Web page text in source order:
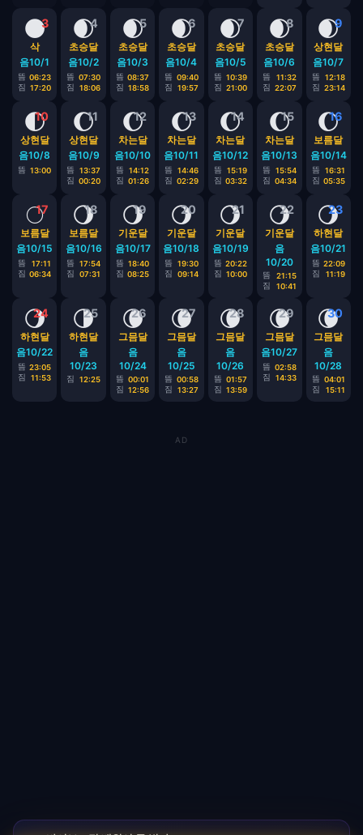
3
🌑
삭
음10/1
뜸 06:23
짐 17:20
4
🌒
초승달
음10/2
뜸 07:30
짐
18:06
5
🌒
초승달
음10/3
뜸 08:37
짐 18:58
6
🌒
초승달
음10/4
뜸 09:40
짐
19:57
7
🌒
초승달
음10/5
뜸 10:39
짐 21:00
8
🌒
초승달
음10/6
뜸
11:32
짐 22:07
9
🌒
상현달
음10/7
뜸
12:18
짐 23:14
10
🌓
상현달
음10/8
뜸 13:00
11
🌔
상현달
음10/9
뜸
13:37
짐 00:20
12
🌔
차는달
음10/10
뜸
14:12
짐 01:26
13
🌔
차는달
음10/11
뜸
14:46
짐 02:29
14
🌔
차는달
음10/12
뜸
15:19
짐 03:32
15
🌔
차는달
음10/13
뜸
15:54
짐 04:34
16
🌔
보름달
음10/14
뜸
16:31
짐 05:35
17
🌕
보름달
음10/15
뜸
17:11
짐 06:34
18
🌖
보름달
음10/16
뜸
17:54
짐
07:31
19
🌖
기운달
음10/17
뜸 18:40
짐 08:25
20
🌖
기운달
음10/18
뜸
19:30
짐
09:14
21
🌖
기운달
음10/19
뜸 20:22
짐 10:00
22
🌖
기운달
음
10/20
뜸
21:15
짐
10:41
23
🌖
하현달
음10/21
뜸 22:09
짐
11:19
24
🌖
하현달
음10/22
뜸 23:05
짐
11:53
25
🌗
하현달
음
10/23
짐 12:25
26
🌘
그믐달
음
10/24
뜸 00:01
짐 12:56
27
🌘
그믐달
음
10/25
뜸 00:58
짐
13:27
28
🌘
그믐달
음
10/26
뜸 01:57
짐 13:59
29
🌘
그믐달
음10/27
뜸 02:58
짐
14:33
30
🌘
그믐달
음
10/28
뜸 04:01
짐
15:11
AD